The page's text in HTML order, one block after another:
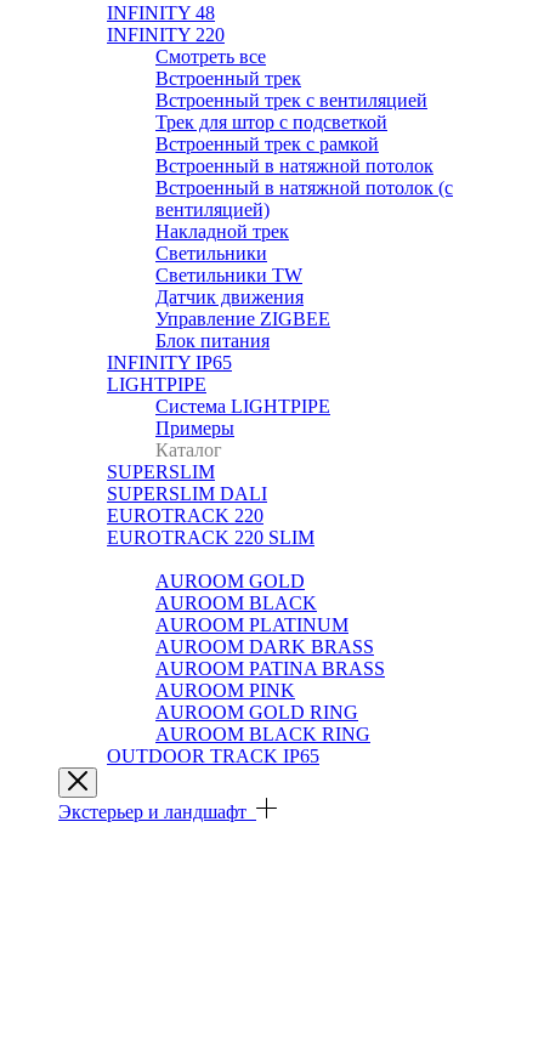
INFINITY 48
INFINITY 220
Смотреть все
Встроенный трек
Встроенный трек с вентиляцией
Трек для штор с подсветкой
Встроенный трек с рамкой
Встроенный в натяжной потолок
Встроенный в натяжной потолок (с
вентиляцией)
Накладной трек
Светильники
Светильники TW
Датчик движения
Управление ZIGBEE
Блок питания
INFINITY IP65
LIGHTPIPE
Система LIGHTPIPE
Примеры
Каталог
SUPERSLIM
SUPERSLIM DALI
EUROTRACK 220
EUROTRACK 220 SLIM
AUROOM GOLD
AUROOM BLACK
AUROOM PLATINUM
AUROOM DARK BRASS
AUROOM PATINA BRASS
AUROOM PINK
AUROOM GOLD RING
AUROOM BLACK RING
OUTDOOR TRACK IP65
Экстерьер и ландшафт